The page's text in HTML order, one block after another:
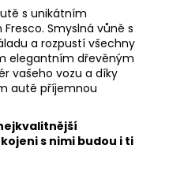
s unikátním
Smyslná vůně s
a rozpustí všechny
elegantním dřevěným
vašeho vozu a díky
autě příjemnou
s nimi budou i ti